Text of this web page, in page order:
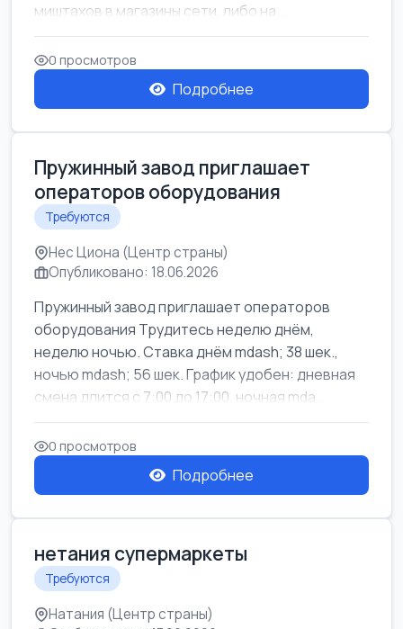
миштахов в магазины сети, либо на...
0 просмотров
Подробнее
Пружинный завод приглашает
операторов оборудования
Требуются
Нес Циона (Центр страны)
Опубликовано: 18.06.2026
Пружинный завод приглашает операторов
оборудования Трудитесь неделю днём,
неделю ночью. Ставка днём mdash; 38 шек.,
ночью mdash; 56 шек. График удобен: дневная
смена длится с 7:00 до 17:00, ночная mda...
0 просмотров
Подробнее
нетания супермаркеты
Требуются
Натания (Центр страны)